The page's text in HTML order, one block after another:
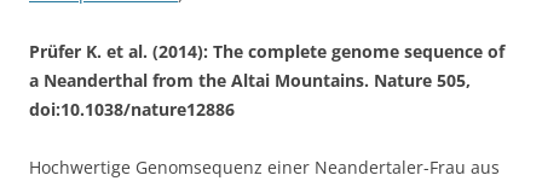
Prüfer K. et al. (2014): The complete genome sequence of
a Neanderthal from the Altai Mountains. Nature 505,
doi:10.1038/nature12886
Hochwertige Genomsequenz einer Neandertaler-Frau aus